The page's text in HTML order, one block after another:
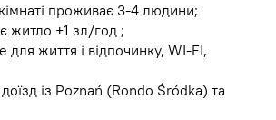
проживає 3-4 людини;
житло +1 зл/год ;
для життя і відпочинку, WI-FI,
із Poznań (Rondo Śródka) та